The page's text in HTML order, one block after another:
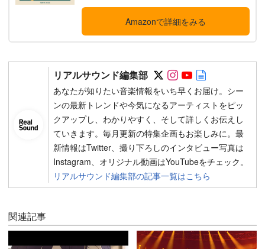
Amazonで詳細をみる
リアルサウンド編集部 Follow on SNS
Follow on SNS
Follow on
あなたが知りたい音楽情報をいち早くお届け。シー
ンの最新トレンドや今気になるアーティストをピッ
クアップし、わかりやすく、そして詳しくお伝えし
ていきます。毎月更新の特集企画もお楽しみに。最
新情報はTwitter、撮り下ろしのインタビュー写真は
Instagram、オリジナル動画はYouTubeをチェック。
リアルサウンド編集部の記事一覧はこちら
関連記事